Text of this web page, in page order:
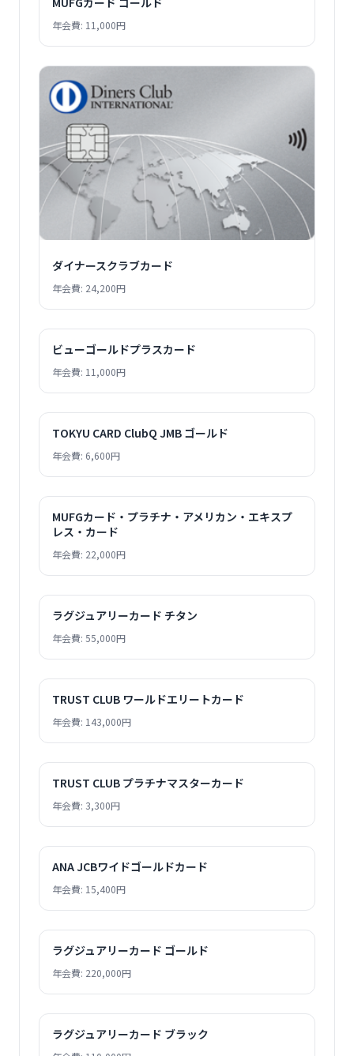
年会費: 11,000円
ダイナースクラブカード
年会費: 24,200円
ビューゴールドプラスカード
年会費: 11,000円
TOKYU CARD ClubQ JMB ゴールド
年会費: 6,600円
MUFGカード・プラチナ・アメリカン・エキスプ
レス・カード
年会費: 22,000円
ラグジュアリーカード チタン
年会費: 55,000円
TRUST CLUB ワールドエリートカード
年会費: 143,000円
TRUST CLUB プラチナマスターカード
年会費: 3,300円
ANA JCBワイドゴールドカード
年会費: 15,400円
ラグジュアリーカード ゴールド
年会費: 220,000円
ラグジュアリーカード ブラック